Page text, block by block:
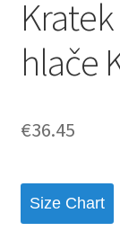
hlače
€36.45
Size Chart